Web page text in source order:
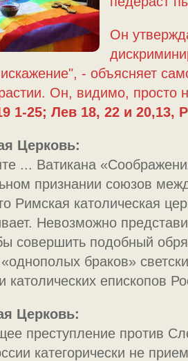
Он
- объясняет
Он, видимо, просто
1-25; Лев 18, 22 и 20,13,
Церковь:
... Ватикана
признании союзов
Римская католическая
Невозможно
совершить подобный
«однополых браков»
католических епископов
Церковь:
преступление против
категорически не